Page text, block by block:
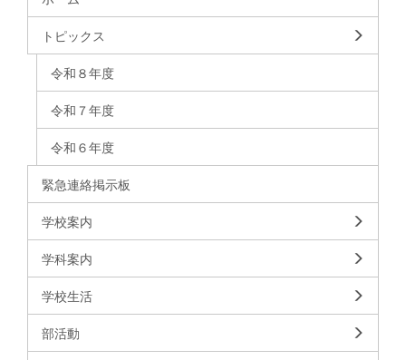
トピックス
令和８年度
令和７年度
令和６年度
緊急連絡掲示板
学校案内
学科案内
学校生活
部活動